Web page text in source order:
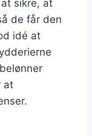
sikre, at
de får den
idé at
at